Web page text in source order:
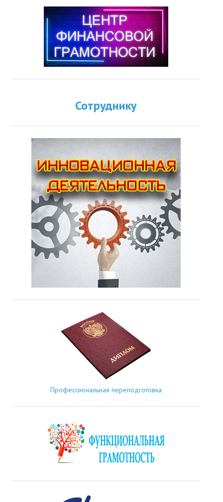
Сотруднику
Профессиональная переподготовка